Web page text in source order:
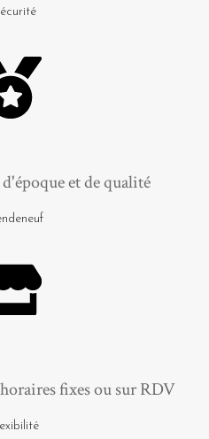
et de qualité
fixes ou sur RDV